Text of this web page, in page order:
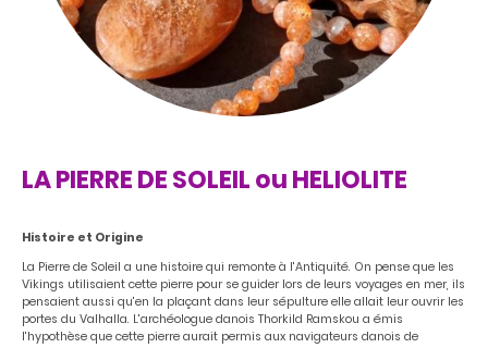
LA PIERRE DE SOLEIL ou HELIOLITE
Histoire et Origine
La Pierre de Soleil a une histoire qui remonte à l'Antiquité. On pense que les
Vikings utilisaient cette pierre pour se guider lors de leurs voyages en mer, ils
pensaient aussi qu'en la plaçant dans leur sépulture elle allait leur ouvrir les
portes du Valhalla. L'archéologue danois Thorkild Ramskou a émis
l'hypothèse que cette pierre aurait permis aux navigateurs danois de